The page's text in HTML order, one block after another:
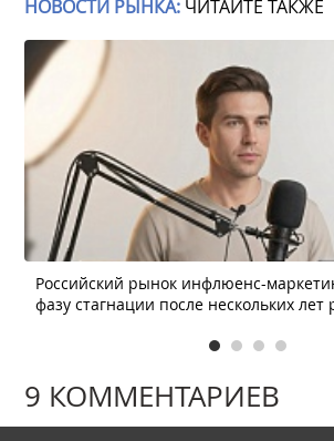
НОВОСТИ РЫНКА: ЧИТАЙТЕ ТАКЖЕ
Российский рынок инфлюенс-
фазу стагнации после нескольких лет
9 КОММЕНТАРИЕВ